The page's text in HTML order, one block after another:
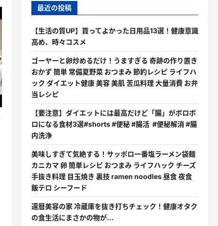
最近の投稿
【生活の質UP】買ってよかった日用品13選！健康意識
高め、時々コスメ
ゴーヤーと卵炒めるだけ！うますぎる 奇跡の作り置き
おかず 簡単 常備夏野菜 おつまみ 節約レシピ ライフハ
ック ダイエット健康 美容 美肌 苦瓜料理 大量消費 お弁
当レシピ
【要注意】ダイエットには最高だけど「腸」がボロボ
ロになる食材3選#shorts #便秘 #腸活 #便秘解消 #腸
内洗浄
美味しすぎて気絶する！サッポロ一番塩ラーメン袋麺
カニカマ 卵 簡単レシピ おつまみ ライフハック チーズ
手抜き料理 目玉焼き 裏技 ramen noodles 昼食 夜食
飯テロ シーフード
還暦美容の家 冷蔵庫を抜き打ちチェック！健康オタク
の食生活にまさかの物が…